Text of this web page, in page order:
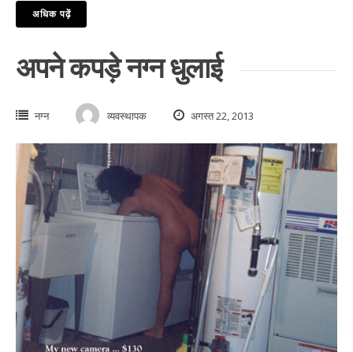
अधिक पढ़ें
अपने कपड़े नग्न धुलाई
नग्न व्यवस्थापक अगस्त 22, 2013